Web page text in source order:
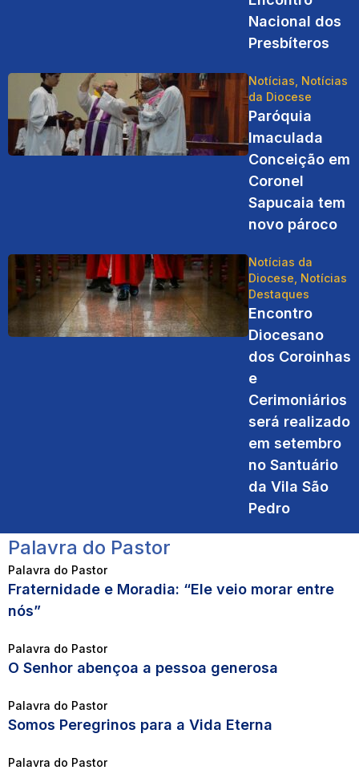
Nacional dos
Presbíteros
Notícias Notícias
da Diocese
Paróquia
Imaculada
Conceição em
Coronel
Sapucaia tem
novo pároco
Notícias da
Diocese Notícias
Destaques
Encontro
Diocesano
dos Coroinhas
e
Cerimoniários
será realizado
em setembro
no Santuário
da Vila São
Pedro
Palavra do Pastor
Palavra do Pastor
Fraternidade e Moradia: “Ele veio morar entre
nós”
Palavra do Pastor
O Senhor abençoa a pessoa generosa
Palavra do Pastor
Somos Peregrinos para a Vida Eterna
Palavra do Pastor